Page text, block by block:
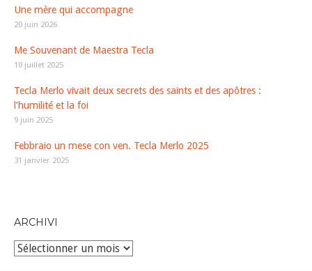
Une mère qui accompagne
20 juin 2026
Me Souvenant de Maestra Tecla
10 juillet 2025
Tecla Merlo vivait deux secrets des saints et des apôtres :
l’humilité et la foi
9 juin 2025
Febbraio un mese con ven. Tecla Merlo 2025
31 janvier 2025
ARCHIVI
Archivi